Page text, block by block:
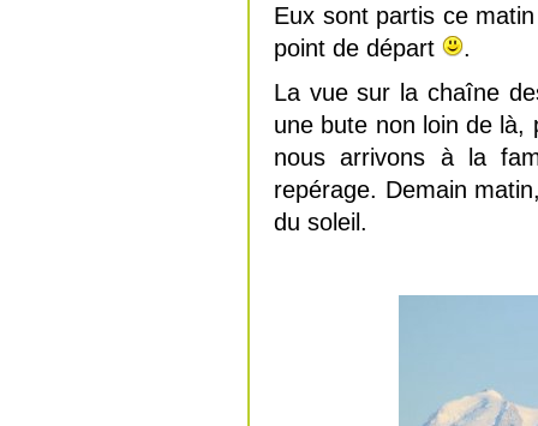
Eux sont partis ce
point de départ
.
La vue sur la chaîne
une bute non loin de là,
nous arrivons à la
repérage. Demain
du soleil.